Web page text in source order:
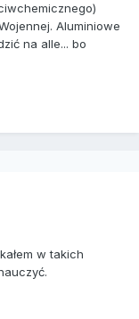
Aluminiowe
na alle... bo
w takich